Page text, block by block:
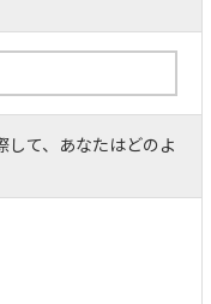
て、あなたはどのよ